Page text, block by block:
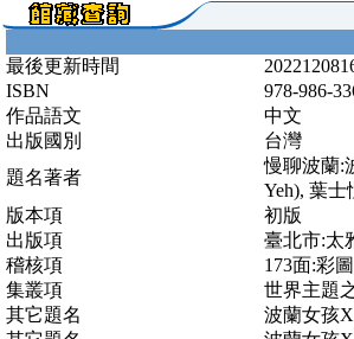
最後更新時間
ISBN
978-986-
作品語文
中文
出版國別
台灣
題名著者
慢聊波蘭:
Yeh), 葉士
版本項
初版
出版項
臺北市:太
稽核項
173面:彩
集叢項
世界主題
其它題名
波蘭女孩